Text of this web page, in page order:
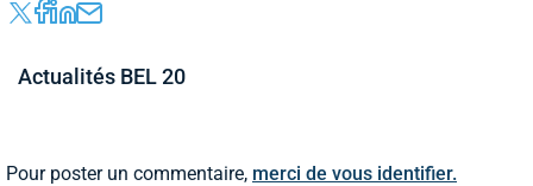
Actualités BEL 20
Pour poster un commentaire, merci de vous identifier.